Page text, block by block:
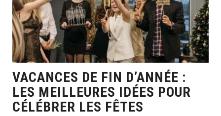
VACANCES DE FIN D’ANNÉE :
LES MEILLEURES IDÉES POUR
CÉLÉBRER LES FÊTES